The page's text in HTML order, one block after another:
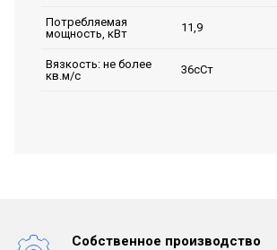
Потребляемая
мощность, кВт
11,9
Вязкость: не более
кв.м/с
36сСт
Собственное производство